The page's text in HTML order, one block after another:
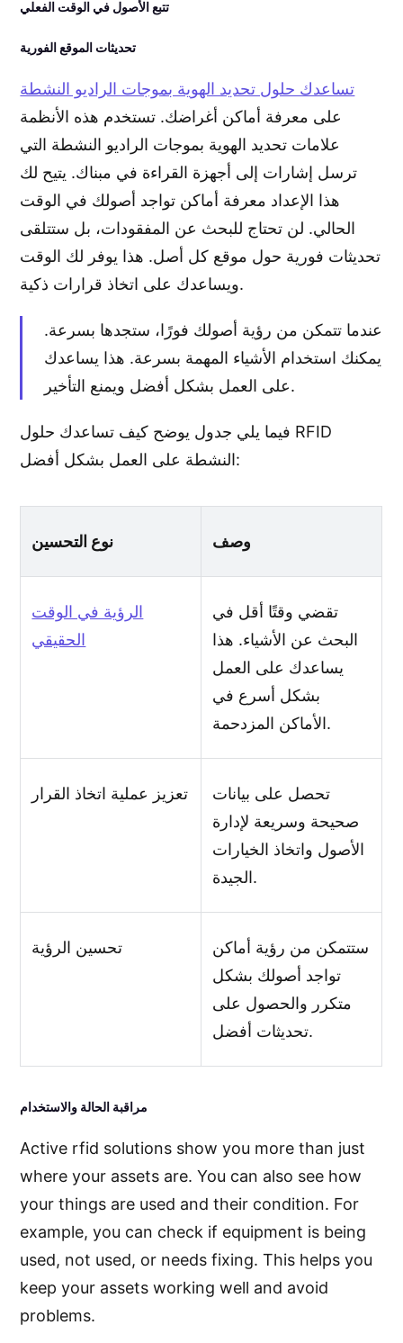
تتبع الأصول في الوقت الفعلي
تحديثات الموقع الفورية
تساعدك حلول تحديد الهوية بموجات الراديو النشطة
على معرفة أماكن أغراضك. تستخدم هذه الأنظمة
علامات تحديد الهوية بموجات الراديو النشطة التي
ترسل إشارات إلى أجهزة القراءة في مبناك. يتيح لك
هذا الإعداد معرفة أماكن تواجد أصولك في الوقت
الحالي. لن تحتاج للبحث عن المفقودات، بل ستتلقى
تحديثات فورية حول موقع كل أصل. هذا يوفر لك الوقت
ويساعدك على اتخاذ قرارات ذكية.
عندما تتمكن من رؤية أصولك فورًا، ستجدها بسرعة.
يمكنك استخدام الأشياء المهمة بسرعة. هذا يساعدك
على العمل بشكل أفضل ويمنع التأخير.
فيما يلي جدول يوضح كيف تساعدك حلول RFID
النشطة على العمل بشكل أفضل:
نوع التحسين وصف
الرؤية في الوقت
الحقيقي
تقضي وقتًا أقل في
البحث عن الأشياء. هذا
يساعدك على العمل
بشكل أسرع في
الأماكن المزدحمة.
تعزيز عملية اتخاذ القرار
تحصل على بيانات
صحيحة وسريعة لإدارة
الأصول واتخاذ الخيارات
الجيدة.
تحسين الرؤية
ستتمكن من رؤية أماكن
تواجد أصولك بشكل
متكرر والحصول على
تحديثات أفضل.
مراقبة الحالة والاستخدام
Active rfid solutions show you more than just
where your assets are. You can also see how
your things are used and their condition. For
example, you can check if equipment is being
used, not used, or needs fixing. This helps you
keep your assets working well and avoid
problems.